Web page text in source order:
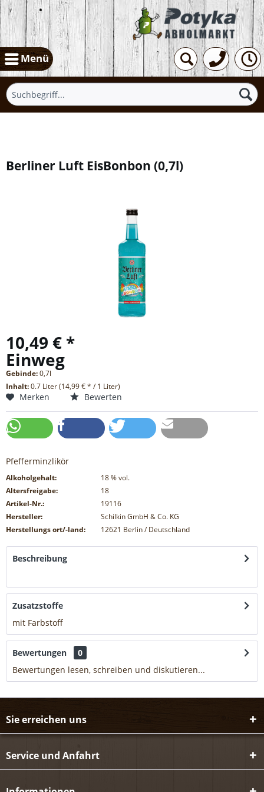
Menü
Berliner Luft EisBonbon (0,7l)
10,49 € *
Einweg
Gebinde:0,7l
Inhalt:0.7 Liter (14,99 € * / 1 Liter)
Merken Bewerten
Pfefferminzlikör
Alkoholgehalt: 18% vol.
Altersfreigabe:
18
Artikel-Nr.:
19116
Hersteller:
Schilkin GmbH & Co. KG
Herstellungs ort/-land:
12621 Berlin / Deutschland
Beschreibung
Zusatzstoffe
mit Farbstoff
Bewertungen
0
Bewertungen lesen, schreiben und diskutieren...
Sie erreichen uns
Service und Anfahrt